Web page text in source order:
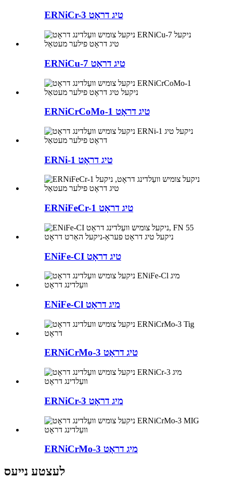
ERNiCr-3 טיג דראָט
ERNiCu-7 טיג דראָט
ERNiCrCoMo-1 טיג דראָט
ERNi-1 טיג דראָט
ERNiFeCr-1 טיג דראָט
ENiFe-CI טיג דראָט
ENiFe-Cl מיג דראָט
ERNiCrMo-3 טיג דראָט
ERNiCr-3 מיג דראָט
ERNiCrMo-3 מיג דראָט
לעצטע נייעס